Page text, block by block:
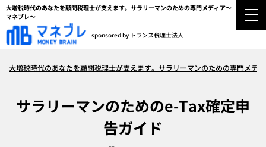
大増税時代のあなたを顧問税理士が支えます。サラリーマンのための専門メディア～
マネブレ～
sponsored by トランス税理士法人
大増税時代のあなたを顧問税理士が支えます。サラリーマンのための専門メデ
サラリーマンのためのe-Tax確定申
告ガイド